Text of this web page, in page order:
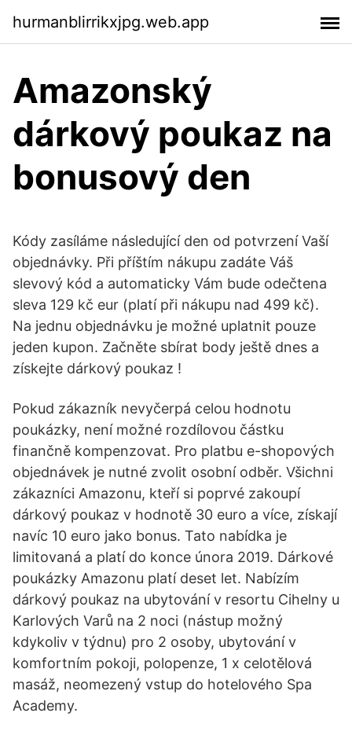
hurmanblirrikxjpg.web.app
Amazonský
dárkový poukaz na
bonusový den
Kódy zasíláme následující den od potvrzení Vaší
objednávky. Při příštím nákupu zadáte Váš
slevový kód a automaticky Vám bude odečtena
sleva 129 kč eur (platí při nákupu nad 499 kč).
Na jednu objednávku je možné uplatnit pouze
jeden kupon. Začněte sbírat body ještě dnes a
získejte dárkový poukaz !
Pokud zákazník nevyčerpá celou hodnotu
poukázky, není možné rozdílovou částku
finančně kompenzovat. Pro platbu e-shopových
objednávek je nutné zvolit osobní odběr. Všichni
zákazníci Amazonu, kteří si poprvé zakoupí
dárkový poukaz v hodnotě 30 euro a více, získají
navíc 10 euro jako bonus. Tato nabídka je
limitovaná a platí do konce února 2019. Dárkové
poukázky Amazonu platí deset let. Nabízím
dárkový poukaz na ubytování v resortu Cihelny u
Karlových Varů na 2 noci (nástup možný
kdykoliv v týdnu) pro 2 osoby, ubytování v
komfortním pokoji, polopenze, 1 x celotělová
masáž, neomezený vstup do hotelového Spa
Academy.